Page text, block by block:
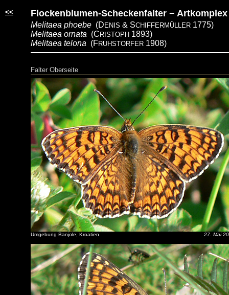
<< Flockenblumen-Scheckenfalter − Artkomplex
Melitaea phoebe (D ENIS & SCHIFFERMÜLLER 1775)
Melitaea ornata (C RISTOPH 1893)
Melitaea telona (FRUHSTORFER 1908)
Falter Oberseite
Umgebung Banjole, Kroatien 27. Mai